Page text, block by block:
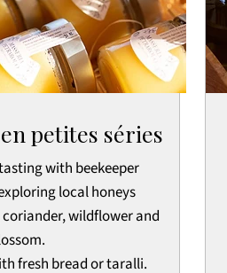
petites séries
with beekeeper
local honeys
wildflower and
fresh bread or taralli.